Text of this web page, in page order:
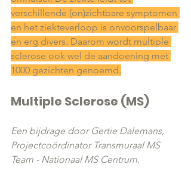
verschillende (on)zichtbare symptomen
en het ziekteverloop is onvoorspelbaar
en erg divers. Daarom wordt multiple
sclerose ook wel de aandoening met
1000 gezichten genoemd.
Multiple Sclerose (MS)
Een bijdrage door Gertie Dalemans,
Projectcoördinator Transmuraal MS
Team - Nationaal MS Centrum.